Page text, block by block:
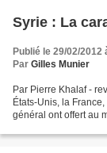
Syrie : La
Publié le 29/02/2012
Par Gilles Munier
Par Pierre Khalaf -
États-Unis, la
général ont offert au